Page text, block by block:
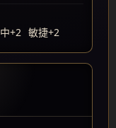
+2 敏捷+2